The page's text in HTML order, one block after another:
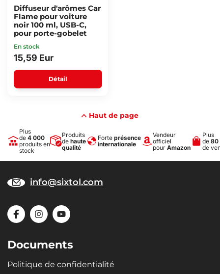
Diffuseur d'arômes Car
Flame pour voiture
noir 100 ml, USB-C,
pour porte-gobelet
En stock
15,59 Eur
Détail
Haut de page
Plus
de 4 000
produits en
stock
Produits
de haute
qualité
Forte présence
internationale
Vendeur
officiel
pour Amazon
Plus
de 80
de
info@sixtol.com
Documents
Politique de confidentialité